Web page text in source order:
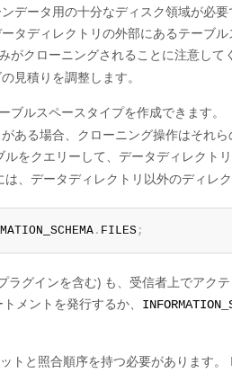
データ用の十分なディスク領域が必
タディレクトリの外部にあるテーブ
がクローニングされることに注意し
見積りを調整します。
ブルスペースタイプを作成できます
ある場合、クローニング操作はそれ
ルをクエリーして、データディレクト
、データディレクトリ以外のディレ
. FILES;
ラグインを含む) も、受信者上でアク
メントを発行するか、
トと照合順序を持つ必要があります